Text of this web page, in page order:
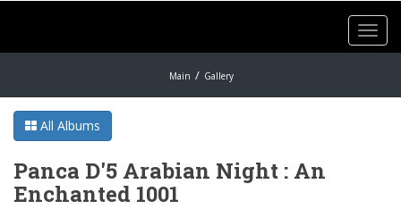
Main Gallery
All Albums
Panca D'5 Arabian Night : An
Enchanted 1001